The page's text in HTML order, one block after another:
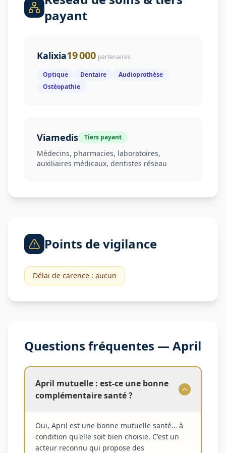
payant
Kalixia19 000 partenaires
Optique Dentaire
Audioprothèse
Ostéopathie
Viamedis Tiers payant
Médecins, pharmacies, laboratoires,
auxiliaires médicaux, dentistes réseau
Points de vigilance
Délai de carence : aucun
Questions fréquentes — April
April mutuelle : est-ce une bonne
complémentaire santé ?
Oui, April est une bonne mutuelle santé… à
condition qu'elle soit bien choisie. C'est un
acteur reconnu qui propose des